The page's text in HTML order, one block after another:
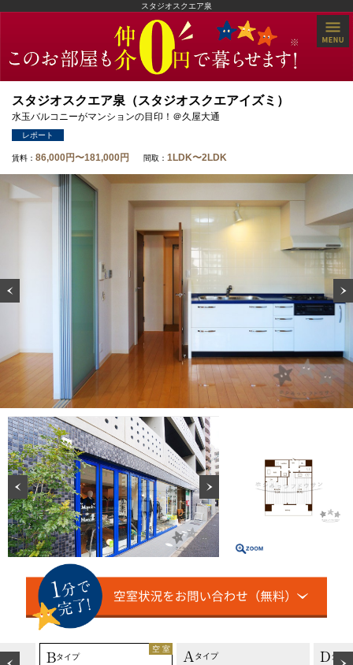
スタジオスクエア泉
スタジオスクエア泉（スタジオスクエアイズミ）
水玉バルコニーがマンションの目印！＠久屋大通
レポート
賃料： 86,000円〜181,000円 間取： 1LDK〜2LDK
Bタイプ
空 室
A タイプ Dタイ